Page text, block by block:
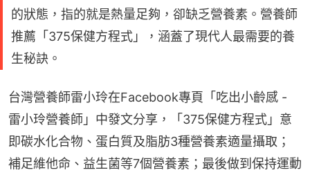
的狀態，指的就是熱量足夠，卻缺乏營養素。營養師
推薦「375保健方程式」，涵蓋了現代人最需要的養
生秘訣。
台灣營養師雷小玲在Facebook專頁「吃出小齡感 -
雷小玲營養師」中發文分享，「375保健方程式」意
即碳水化合物、蛋白質及脂肪3種營養素適量攝取；
補足維他命、益生菌等7個營養素；最後做到保持運動